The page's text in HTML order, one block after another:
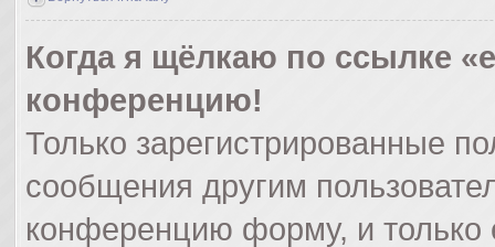
Когда я щёлкаю по ссылке
конференцию!
Только зарегистрированные
сообщения другим
конференцию форму, и только